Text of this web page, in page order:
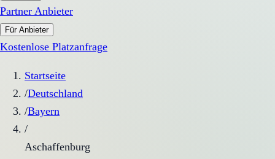
Partner Anbieter
Für Anbieter
Kostenlose Platzanfrage
Startseite
/Deutschland
/Bayern
/
Aschaffenburg